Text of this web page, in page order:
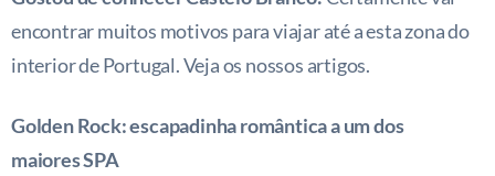
encontrar muitos motivos para viajar até a esta zona do
interior de Portugal. Veja os nossos artigos.
Golden Rock: escapadinha romântica a um dos
maiores SPA